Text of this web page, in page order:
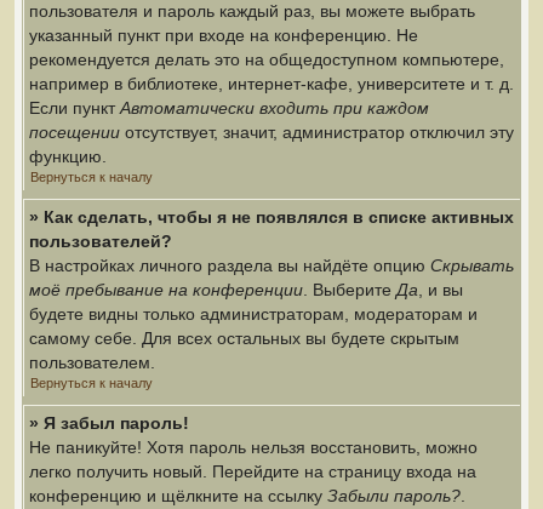
пользователя и пароль каждый раз, вы можете выбрать
указанный пункт при входе на конференцию. Не
рекомендуется делать это на общедоступном компьютере,
например в библиотеке, интернет-кафе, университете и т. д.
Если пунктАвтоматически входить при каждом
посещении отсутствует, значит, администратор отключил эту
функцию.
Вернуться к началу
» Как сделать, чтобы я не появлялся в списке активных
пользователей?
В настройках личного раздела вы найдёте опцию Скрывать
моё пребывание на конференции . Выберите Да , и вы
будете видны только администраторам, модераторам и
самому себе. Для всех остальных вы будете скрытым
пользователем.
Вернуться к началу
» Я забыл пароль!
Не паникуйте! Хотя пароль нельзя восстановить, можно
легко получить новый. Перейдите на страницу входа на
конференцию и щёлкните на ссылку Забыли пароль?